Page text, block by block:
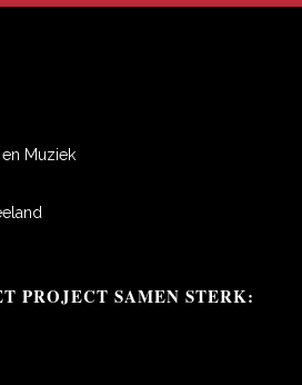
Muziek
PROJECT SAMEN STERK: